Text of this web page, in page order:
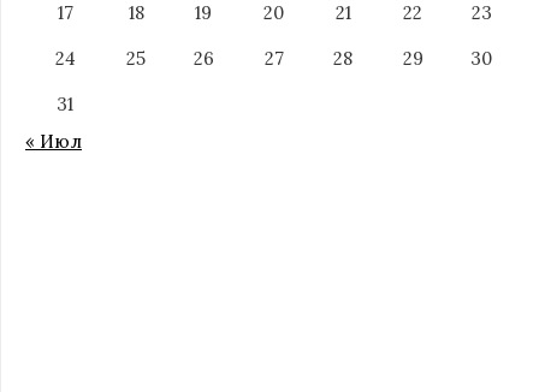
17
18 19 20 21 22
23
24
25 26 27 28 29
30
31
« Июл